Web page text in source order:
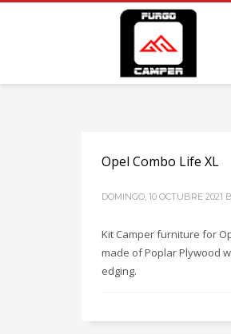
Opel Combo Life XL
DOMINGO, 10 OCTUBRE 2021
Kit Camper furniture for
made of Poplar Plywood
edging.